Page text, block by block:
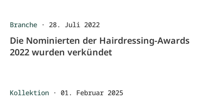
Branche · 28. Juli 2022
Die Nominierten der Hairdressing-Awards
2022 wurden verkündet
Kollektion · 01. Februar 2025